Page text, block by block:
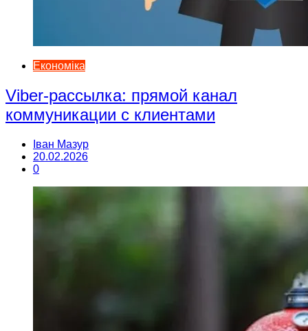
Економіка
Viber-рассылка: прямой канал
коммуникации с клиентами
Іван Мазур
20.02.2026
0